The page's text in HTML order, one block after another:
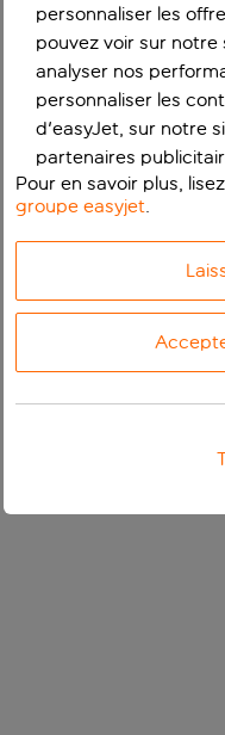
personnaliser les
pouvez voir sur notre
analyser nos
personnaliser les
d'easyJet, sur notre
partenaires
Pour en savoir plus,
groupe easyjet.